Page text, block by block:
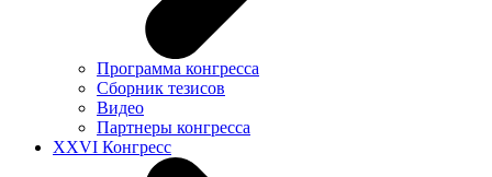
Программа конгресса
Сборник тезисов
Видео
Партнеры конгресса
XXVI Конгресс